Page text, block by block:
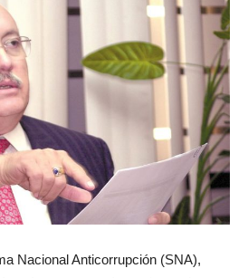
Nacional Anticorrupción (SNA),